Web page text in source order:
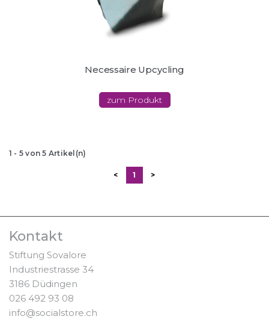
Necessaire Upcycling
zum Produkt
1 - 5 von 5 Artikel(n)
< 1 >
Kontakt
Stiftung Sovalore
Industriestrasse 34
3186 Düdingen
026 492 93 08
info@socialstore.ch